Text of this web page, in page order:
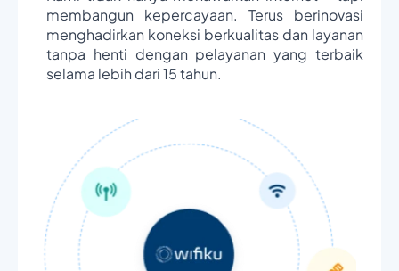
membangun kepercayaan. Terus berinovasi
menghadirkan koneksi berkualitas dan layanan
tanpa henti dengan pelayanan yang terbaik
selama lebih dari 15 tahun.